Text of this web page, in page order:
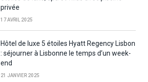
privée
17 AVRIL 2025
Hôtel de luxe 5 étoiles Hyatt Regency Lisbon
: séjourner à Lisbonne le temps d’un week-
end
21 JANVIER 2025